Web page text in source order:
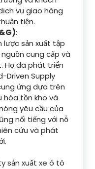
vụ giao hàng
tiện.
:
lược sản xuất tập
cung cấp và
Họ đã phát triển
Driven Supply
ứng dựa trên
hóa tồn kho và
yêu cầu của
nổi tiếng với nỗ
cứu và phát
sản xuất xe ô tô